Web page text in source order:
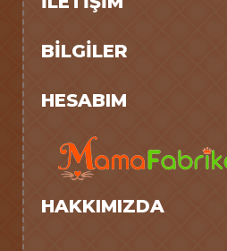
BILGILER
HESABIM
HAKKIMIZDA